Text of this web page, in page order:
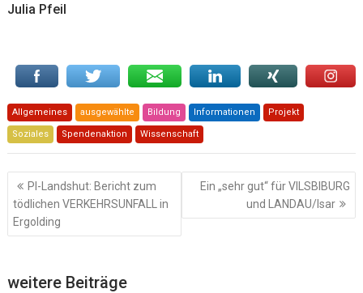
Julia Pfeil
Allgemeines ausgewählte Bildung Informationen Projekt
Soziales Spendenaktion Wissenschaft
Beitragsnavigation
PI-Landshut: Bericht zum
tödlichen VERKEHRSUNFALL in
Ergolding
Ein „sehr gut“ für VILSBIBURG
und LANDAU/Isar
weitere Beiträge